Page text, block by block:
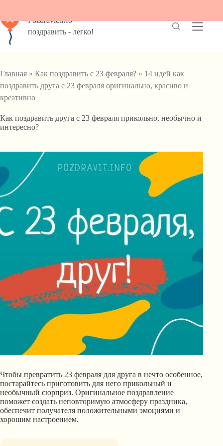
сути
Pozdravit.info
поздравить - легко!
Главная » Как поздравить с 23 февраля? » 14 идей как
поздравить друга с 23 февраля оригинально, красиво и
креативно
Как поздравить друга с 23 февраля прикольно, необычно и
интересно?
Чтобы превратить 23 февраля для друга в нечто особенное,
постарайтесь приготовить для него прикольный и
необычный сюрприз. Оригинальное поздравление
поможет создать неповторимую атмосферу праздника,
обеспечит получателя положительными эмоциями и
хорошим настроением.